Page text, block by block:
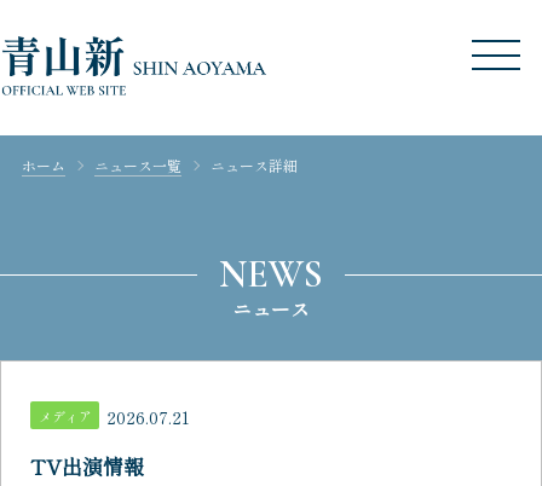
ホーム ニュース一覧 ニュース詳細
NEWS
ニュース
メディア 2026.07.21
TV出演情報